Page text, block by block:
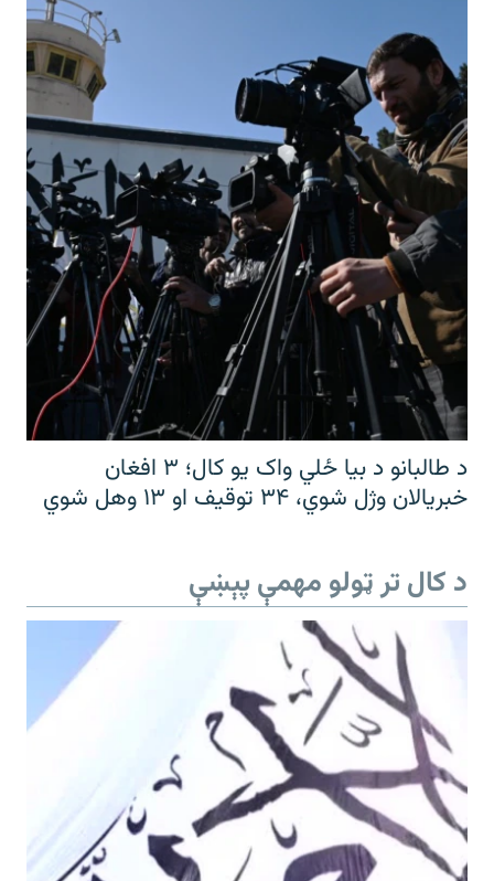
د طالبانو د بیا ځلي واک یو کال؛ ۳ افغان
خبریالان وژل شوي، ۳۴ توقیف او ۱۳ وهل شوي
د کال تر ټولو مهمې پېښې